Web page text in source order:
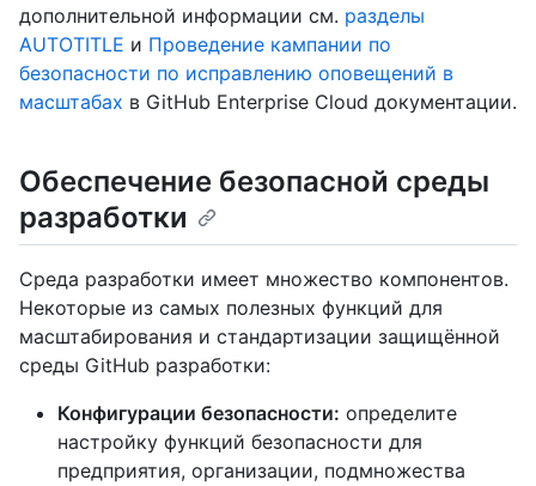
дополнительной информации см. разделы
AUTOTITLE и Проведение кампании по
безопасности по исправлению оповещений в
масштабах в GitHub Enterprise Cloud документации.
Обеспечение безопасной среды
разработки
Среда разработки имеет множество компонентов.
Некоторые из самых полезных функций для
масштабирования и стандартизации защищённой
среды GitHub разработки:
Конфигурации безопасности: определите
настройку функций безопасности для
предприятия, организации, подмножества